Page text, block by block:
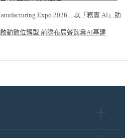
Expo 2026 以「務實 AI」助
起點
動數位轉型 前瞻布局餐飲業AI基建